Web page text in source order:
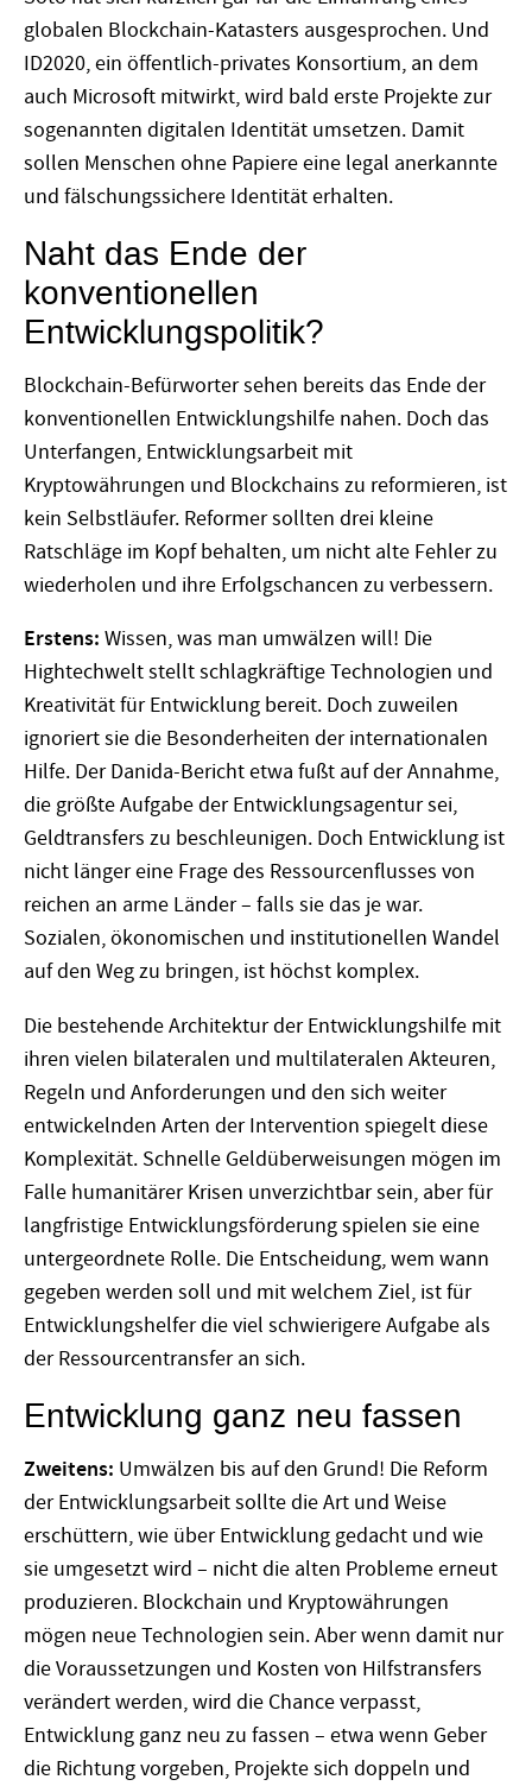
globalen Blockchain-Katasters ausgesprochen. Und
ID2020, ein öffentlich-privates Konsortium, an dem
auch Microsoft mitwirkt, wird bald erste Projekte zur
sogenannten digitalen Identität umsetzen. Damit
sollen Menschen ohne Papiere eine legal anerkannte
und fälschungssichere Identität erhalten.
Naht das Ende der
konventionellen
Entwicklungspolitik?
Blockchain-Befürworter sehen bereits das Ende der
konventionellen Entwicklungshilfe nahen. Doch das
Unterfangen, Entwicklungsarbeit mit
Kryptowährungen und Blockchains zu reformieren, ist
kein Selbstläufer. Reformer sollten drei kleine
Ratschläge im Kopf behalten, um nicht alte Fehler zu
wiederholen und ihre Erfolgschancen zu verbessern.
Erstens: Wissen, was man umwälzen will! Die
Hightechwelt stellt schlagkräftige Technologien und
Kreativität für Entwicklung bereit. Doch zuweilen
ignoriert sie die Besonderheiten der internationalen
Hilfe. Der Danida-Bericht etwa fußt auf der Annahme,
die größte Aufgabe der Entwicklungsagentur sei,
Geldtransfers zu beschleunigen. Doch Entwicklung ist
nicht länger eine Frage des Ressourcenflusses von
reichen an arme Länder – falls sie das je war.
Sozialen, ökonomischen und institutionellen Wandel
auf den Weg zu bringen, ist höchst komplex.
Die bestehende Architektur der Entwicklungshilfe mit
ihren vielen bilateralen und multilateralen Akteuren,
Regeln und Anforderungen und den sich weiter
entwickelnden Arten der Intervention spiegelt diese
Komplexität. Schnelle Geldüberweisungen mögen im
Falle humanitärer Krisen unverzichtbar sein, aber für
langfristige Entwicklungsförderung spielen sie eine
untergeordnete Rolle. Die Entscheidung, wem wann
gegeben werden soll und mit welchem Ziel, ist für
Entwicklungshelfer die viel schwierigere Aufgabe als
der Ressourcentransfer an sich.
Entwicklung ganz neu fassen
Zweitens: Umwälzen bis auf den Grund! Die Reform
der Entwicklungsarbeit sollte die Art und Weise
erschüttern, wie über Entwicklung gedacht und wie
sie umgesetzt wird – nicht die alten Probleme erneut
produzieren. Blockchain und Kryptowährungen
mögen neue Technologien sein. Aber wenn damit nur
die Voraussetzungen und Kosten von Hilfstransfers
verändert werden, wird die Chance verpasst,
Entwicklung ganz neu zu fassen – etwa wenn Geber
die Richtung vorgeben, Projekte sich doppeln und